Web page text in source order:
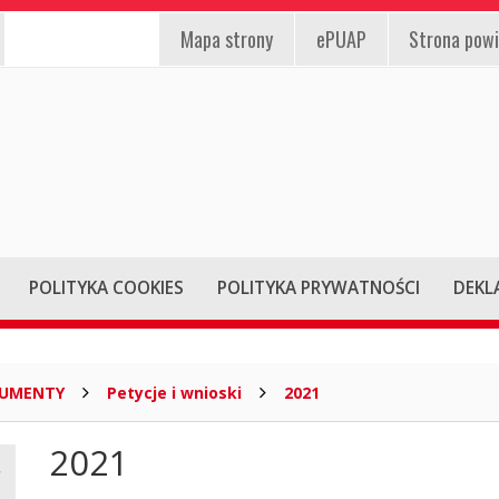
EPUAP,
Mapa strony ePUAP Strona
POLITYKA COOKIES POLITYKA PRYWATNOŚCI
Petycje i wnioski 2021
Główna
treść
2021